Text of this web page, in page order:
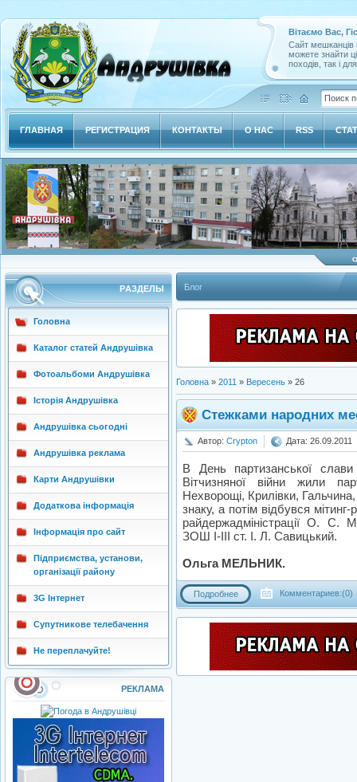
Вітаємо Вас,
Сайт мешканців
можете знайти
походів, так і
ГЛАВНАЯ РЕГИСТРАЦИЯ КОНТАКТЫ О НАС RSS
РAЗДЕЛЫ
Головна
Каталог статей Андрушівка
Фотоальбоми Андрушівка
Історія Андрушівка
Андрушівка сьогодні
Андрушівка реклама
Карти Андрушівки
Додаткова інформація
Інформація про сайт
Підприємства, установи,
організації району
3G Інтернет
Супутникове телебачення
Не переплачуйте!
РЕКЛАМА
Блог
Головна » 2011 » Вересень » 26
Стежками народних
Автор: Crypton Дата: 26.09.2011
В День партизанської
Вітчизняної війни жили
Нехворощі, Крилівки,
знаку, а потім відбувся
райдержадміністрації О. С.
ЗОШ І-ІІІ ст. І. Л. Савицький.
Ольга МЕЛЬНИК.
Подробнее Комментариев:(0)